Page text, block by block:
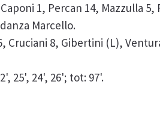
1, Percan 14, Mazzulla 5,
Marcello.
Cruciani 8, Gibertini (L),
25', 24', 26'; tot: 97'.